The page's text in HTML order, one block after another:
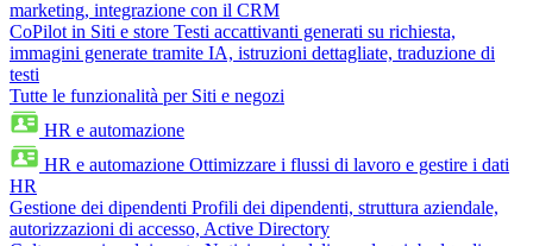
marketing, integrazione con il CRM
CoPilot in Siti e store Testi accattivanti generati su richiesta,
immagini generate tramite IA, istruzioni dettagliate, traduzione di
testi
Tutte le funzionalità per Siti e negozi
HR e automazione
HR e automazione Ottimizzare i flussi di lavoro e gestire i dati
HR
Gestione dei dipendenti Profili dei dipendenti, struttura aziendale,
autorizzazioni di accesso, Active Directory